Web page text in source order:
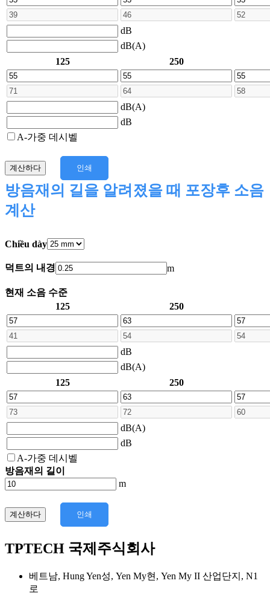
dB
dB(A)
125
250
dB(A)
dB
A-가중 데시벨
계산하다 인쇄
방음재의 길을 알려졌을 때 포장후 소음
계산
Chiều dày
덕트의 내경 m
현재 소음 수준
125
250
dB
dB(A)
125
250
dB(A)
dB
A-가중 데시벨
방음재의 길이
m
계산하다 인쇄
TPTECH 국제주식회사
베트남, Hung Yen성, Yen My현, Yen My II 산업단지, N1
로